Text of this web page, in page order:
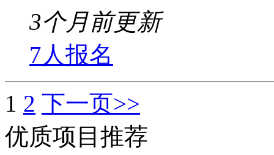
3个月前更新
7人报名
1 2 下一页>>
优质项目推荐